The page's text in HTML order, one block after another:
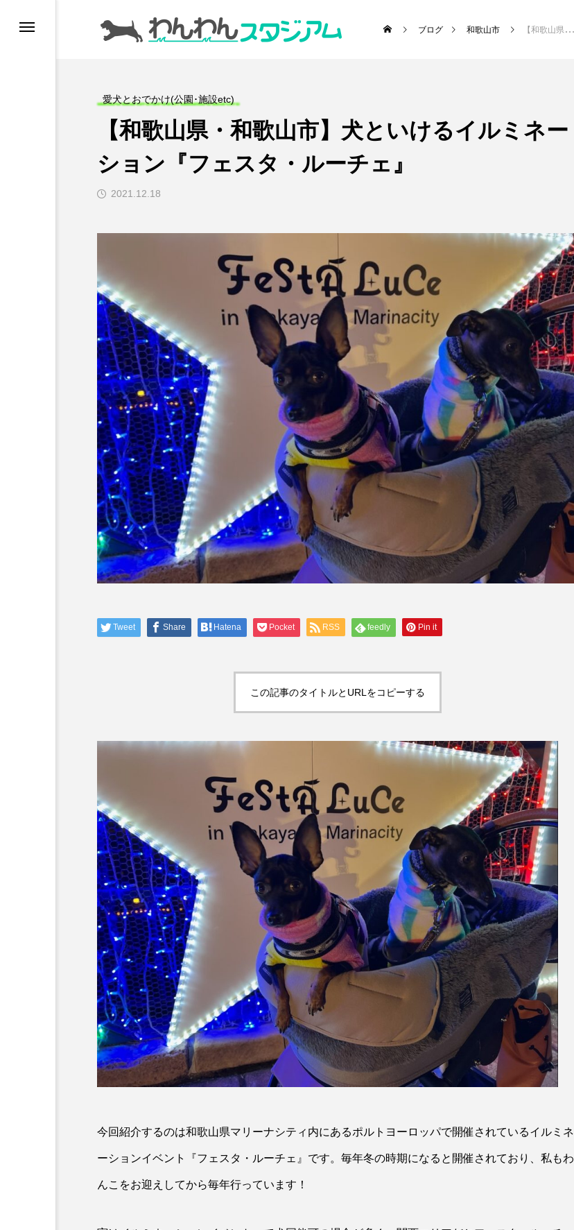
ドッグカフェ
愛犬とおでかけ (公園･施設etc)
愛犬と旅行
トリミングサロン
コラム
トップページ
人気の記事ランキング
メンバー
会社概要
プライバシーポリシー
お問い合わせ
ブログ 和歌山市 【和歌山県・和歌山市】犬といけるイルミネーション『フェスタ・ルーチェ』
愛犬とおでかけ(公園･施設etc)
【和歌山県・和歌山市】犬といけるイルミネー
ション『フェスタ・ルーチェ』
2021.12.18
Tweet Share Hatena Pocket RSS feedly Pin it
この記事のタイトルとURLをコピーする
今回紹介するのは和歌山県マリーナシティ内にあるポルトヨーロッパで開催されているイルミネ
ーションイベント『フェスタ・ルーチェ』です。毎年冬の時期になると開催されており、私もわ
んこをお迎えしてから毎年行っています！
愛犬と旅行 ドッグカフェ
ウルカフェ」